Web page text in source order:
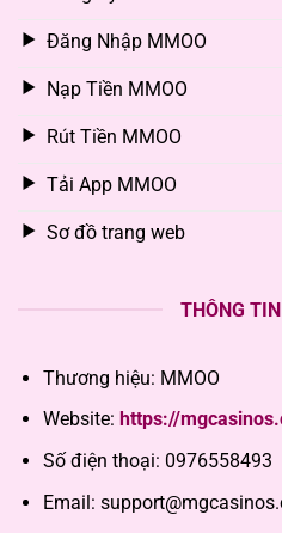
Đăng Nhập MMOO
Nạp Tiền MMOO
Rút Tiền MMOO
Tải App MMOO
Sơ đồ trang web
THÔNG
Thương hiệu: MMOO
Website: https://
Số điện thoại: 0976558493
Email: support